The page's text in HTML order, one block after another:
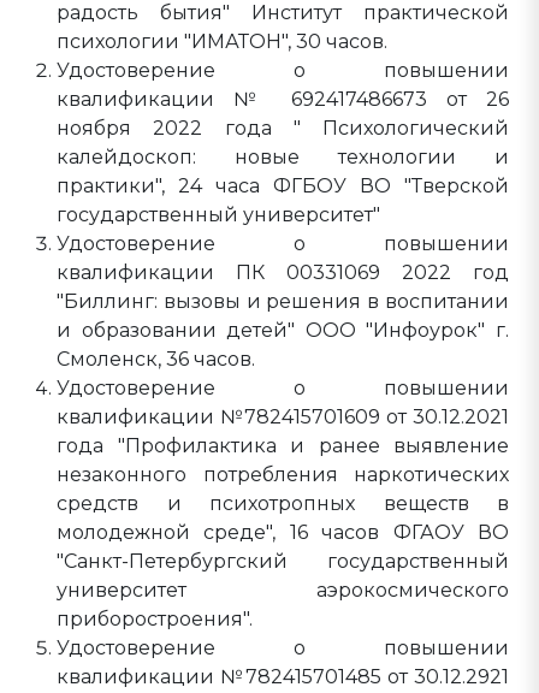
радость бытия" Институт практической
психологии "ИМАТОН", 30 часов.
Удостоверение о повышении
квалификации № 692417486673 от 26
ноября 2022 года " Психологический
калейдоскоп: новые технологии и
практики", 24 часа ФГБОУ ВО "Тверской
государственный университет"
Удостоверение о повышении
квалификации ПК 00331069 2022 год
"Биллинг: вызовы и решения в воспитании
и образовании детей" ООО "Инфоурок" г.
Смоленск, 36 часов.
Удостоверение о повышении
квалификации №782415701609 от 30.12.2021
года "Профилактика и ранее выявление
незаконного потребления наркотических
средств и психотропных веществ в
молодежной среде", 16 часов ФГАОУ ВО
"Санкт-Петербургский государственный
университет аэрокосмического
приборостроения".
Удостоверение о повышении
квалификации №782415701485 от 30.12.2921